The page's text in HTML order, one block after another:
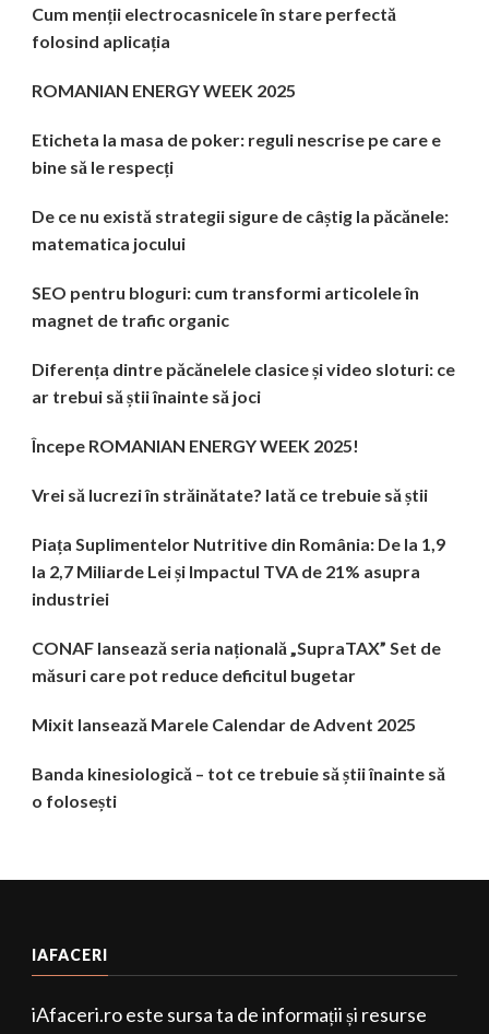
Cum menții electrocasnicele în stare perfectă
folosind aplicația
ROMANIAN ENERGY WEEK 2025
Eticheta la masa de poker: reguli nescrise pe care e
bine să le respecți
De ce nu există strategii sigure de câștig la păcănele:
matematica jocului
SEO pentru bloguri: cum transformi articolele în
magnet de trafic organic
Diferența dintre păcănelele clasice și video sloturi: ce
ar trebui să știi înainte să joci
Începe ROMANIAN ENERGY WEEK 2025!
Vrei să lucrezi în străinătate? Iată ce trebuie să știi
Piața Suplimentelor Nutritive din România: De la 1,9
la 2,7 Miliarde Lei și Impactul TVA de 21% asupra
industriei
CONAF lansează seria națională „SupraTAX” Set de
măsuri care pot reduce deficitul bugetar
Mixit lansează Marele Calendar de Advent 2025
Banda kinesiologică – tot ce trebuie să știi înainte să
o folosești
IAFACERI
iAfaceri.ro este sursa ta de informații și resurse